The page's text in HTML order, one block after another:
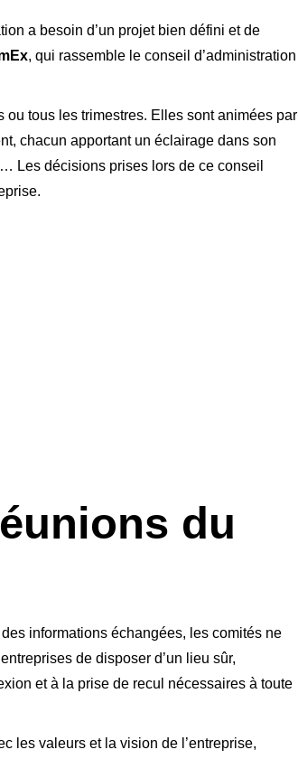
a besoin d’un projet bien défini et de
, qui rassemble le conseil d’administration
tous les trimestres. Elles sont animées
chacun apportant un éclairage dans son
Les décisions prises lors de ce conseil
du
informations échangées, les comités ne
de disposer d’un lieu sûr,
et à la prise de recul nécessaires à toute
les valeurs et la vision de l’entreprise,